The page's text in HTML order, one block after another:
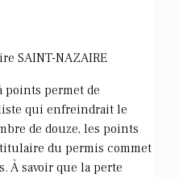
SAINT-NAZAIRE
points permet de
qui enfreindrait le
de douze, les points
du permis commet
À savoir que la perte